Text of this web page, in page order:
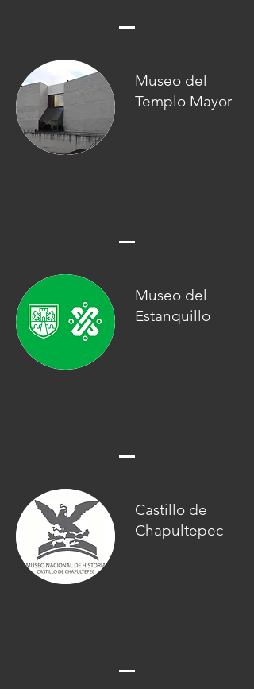
Museo del
Templo Mayor
Museo del
Estanquillo
Castillo de
Chapultepec